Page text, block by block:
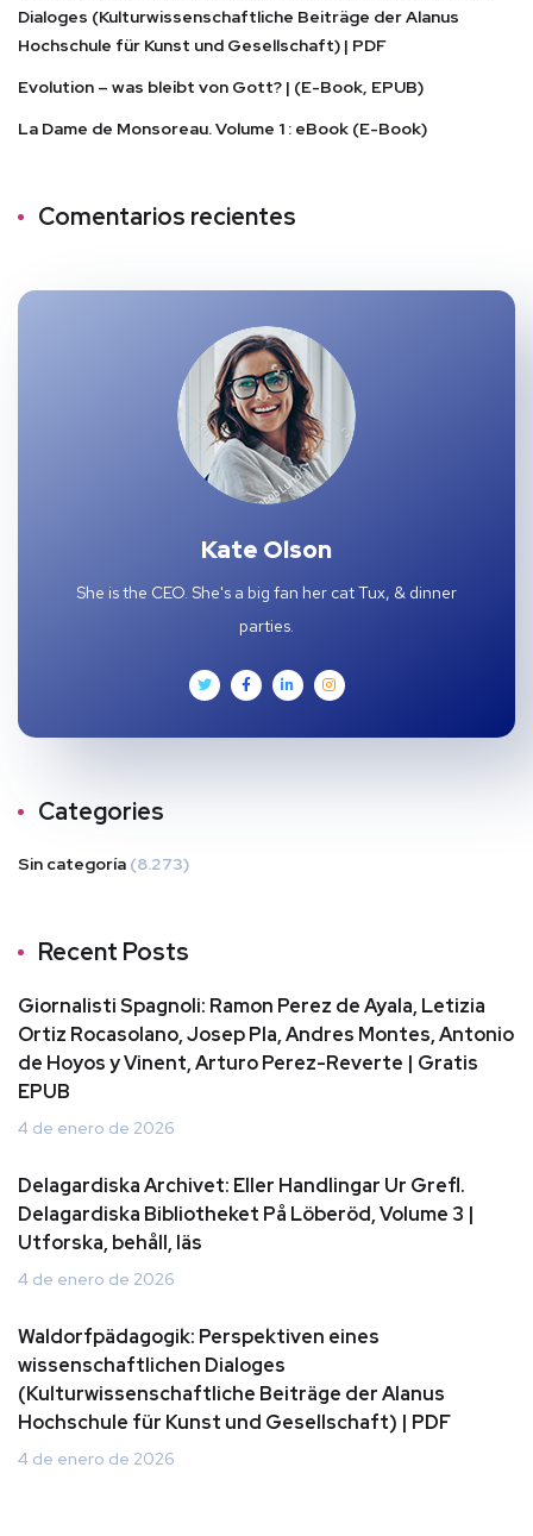
Dialoges (Kulturwissenschaftliche Beiträge der Alanus
Hochschule für Kunst und Gesellschaft) | PDF
Evolution – was bleibt von Gott? | (E-Book, EPUB)
La Dame de Monsoreau. Volume 1 : eBook (E-Book)
Comentarios recientes
Kate Olson
She is the CEO. She's a big fan her cat Tux, & dinner
parties.
Categories
Sin categoría (8.273)
Recent Posts
Giornalisti Spagnoli: Ramon Perez de Ayala, Letizia
Ortiz Rocasolano, Josep Pla, Andres Montes, Antonio
de Hoyos y Vinent, Arturo Perez-Reverte | Gratis
EPUB
4 de enero de 2026
Delagardiska Archivet: Eller Handlingar Ur Grefl.
Delagardiska Bibliotheket På Löberöd, Volume 3 |
Utforska, behåll, läs
4 de enero de 2026
Waldorfpädagogik: Perspektiven eines
wissenschaftlichen Dialoges
(Kulturwissenschaftliche Beiträge der Alanus
Hochschule für Kunst und Gesellschaft) | PDF
4 de enero de 2026